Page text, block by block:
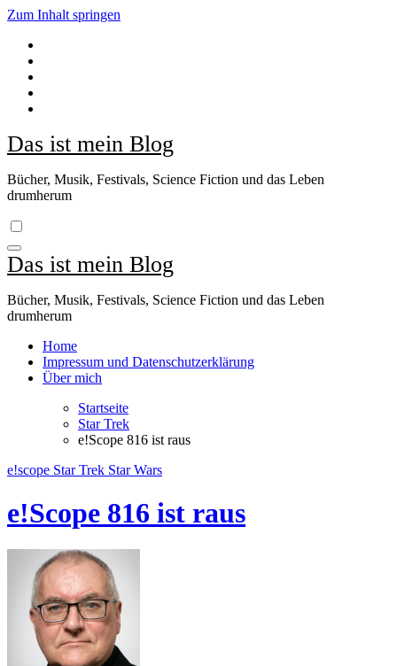
Zum Inhalt springen
Das ist mein Blog
Bücher, Musik, Festivals, Science Fiction und das Leben
drumherum
Das ist mein Blog
Bücher, Musik, Festivals, Science Fiction und das Leben
drumherum
Home
Impressum und Datenschutzerklärung
Über mich
Startseite
Star Trek
e!Scope 816 ist raus
e!scope Star Trek Star Wars
e!Scope 816 ist raus